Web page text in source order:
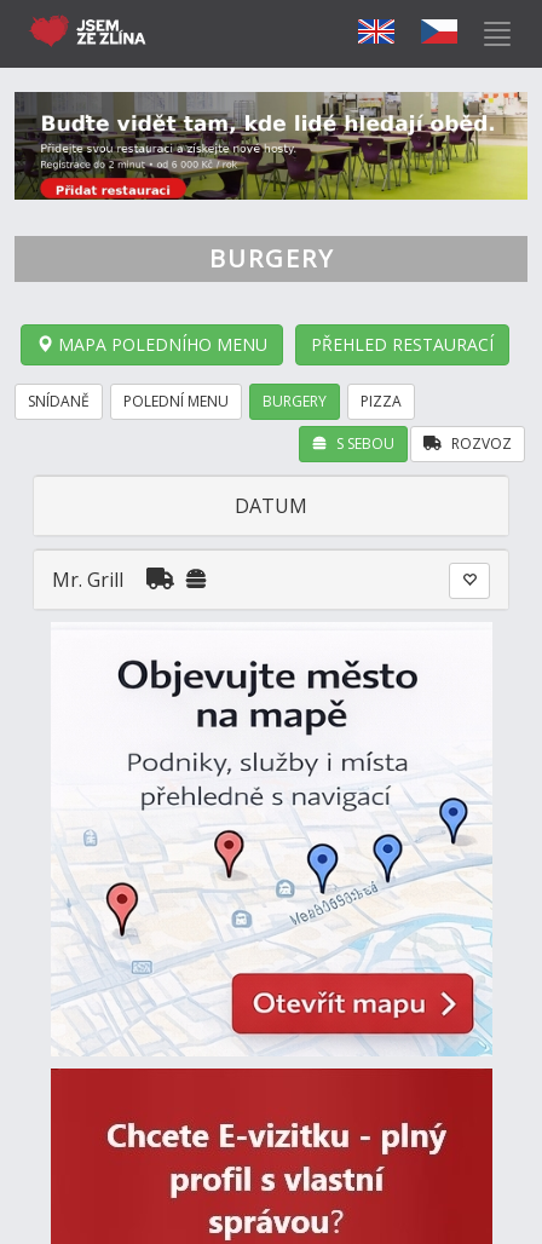
BURGERY
MAPA POLEDNÍHO MENU PŘEHLED RESTAURACÍ
SNÍDANĚ POLEDNÍ MENU BURGERY PIZZA
ROZVOZ
S SEBOU
DATUM
Mr. Grill